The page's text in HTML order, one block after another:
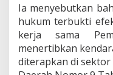
Ia menyebutkan
hukum terbukti
kerja sama
menertibkan
diterapkan di